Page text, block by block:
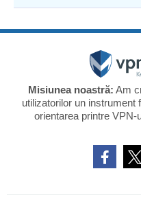
Misiunea noastră: Am
utilizatorilor un instrument
orientarea printre VPN-